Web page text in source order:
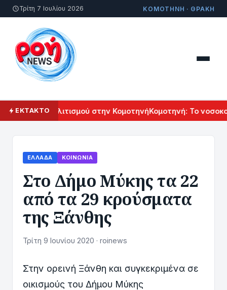
Τρίτη 7 Ιουλίου 2026 ΚΟΜΟΤΗΝΗ · ΘΡΑΚΗ
ΕΚΤΑΚΤΟΠολιτισμού στην ΚομοτηνήΚομοτηνή: Το
ΕΛΛΆΔΑ ΚΟΙΝΩΝΊΑ
Στο Δήμο Μύκης τα 22
από τα 29 κρούσματα
της Ξάνθης
Τρίτη 9 Ιουνίου 2020 · roinews
Στην ορεινή Ξάνθη και συγκεκριμένα σε
οικισμούς του Δήμου Mύκης